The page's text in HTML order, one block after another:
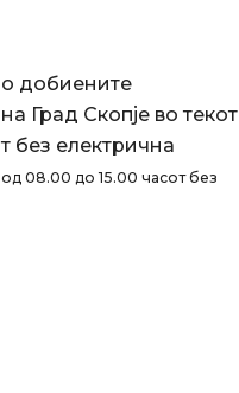
добиените
Град Скопје во текот
без електрична
08.00 до 15.00 часот без